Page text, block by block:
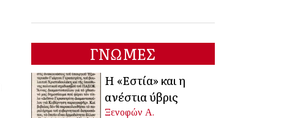
ΓΝΩΜΕΣ
Η «Εστία» και η
ανέστια ύβρις
Ξενοφών Α.